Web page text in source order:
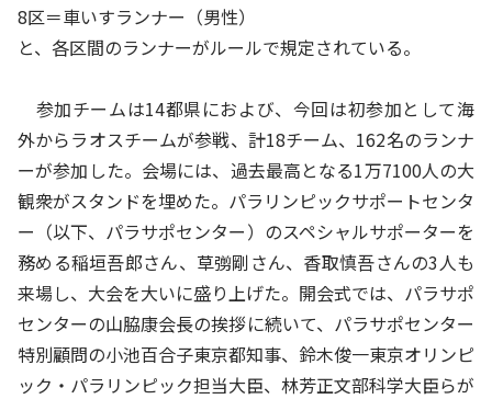
8区＝車いすランナー（男性）
と、各区間のランナーがルールで規定されている。
参加チームは14都県におよび、今回は初参加として海
外からラオスチームが参戦、計18チーム、162名のランナ
ーが参加した。会場には、過去最高となる1万7100人の大
観衆がスタンドを埋めた。パラリンピックサポートセンタ
ー（以下、パラサポセンター）のスペシャルサポーターを
務める稲垣吾郎さん、草彅剛さん、香取慎吾さんの3人も
来場し、大会を大いに盛り上げた。開会式では、パラサポ
センターの山脇康会長の挨拶に続いて、パラサポセンター
特別顧問の小池百合子東京都知事、鈴木俊一東京オリンピ
ック・パラリンピック担当大臣、林芳正文部科学大臣らが